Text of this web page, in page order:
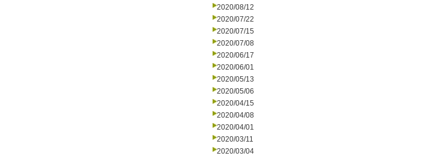
2020/08/12
2020/07/22
2020/07/15
2020/07/08
2020/06/17
2020/06/01
2020/05/13
2020/05/06
2020/04/15
2020/04/08
2020/04/01
2020/03/11
2020/03/04